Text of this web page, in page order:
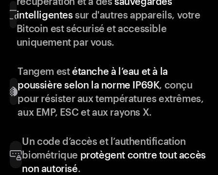
intelligentessur d'autres appareils, votre
Bitcoin est sécurisé et accessible
uniquement par vous.
Tangem estétanche à l’eau et à la
poussière selon la norme IP69K, conçu
pour résister aux températures extrêmes,
aux EMP, ESC et aux rayons X.
Un code d’accès et l’authentification
biométrique protègent contre tout accès
non autorisé.